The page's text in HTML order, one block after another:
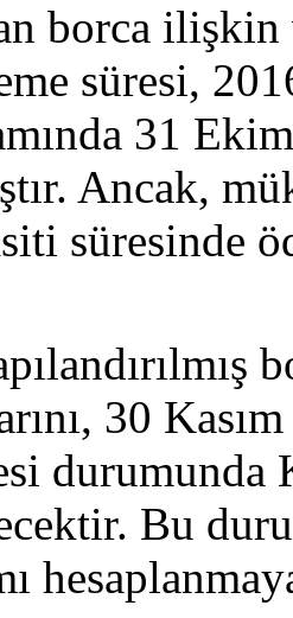
borca
süresi,
31
Ancak,
süresinde
30
Bu